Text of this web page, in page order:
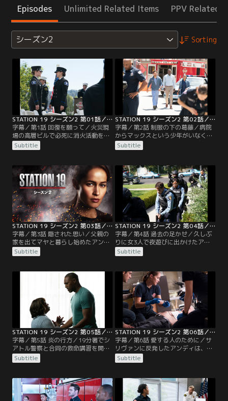
Episodes Unlimited Related Items PPV Related
シーズン2 Sorting
STATION 19 シーズン2 第01話／字幕
字幕／第1話 回復を願って／火災現
場の高層ビルで必死に消火活動を行
った19分署のメンバーたち。ジャッ
クは防火扉を閉めるため火の手が上
で割れたガラスが胸に刺さり瀕死の
状態に。しかし建物の安全性を疑問
視したリプリーは、大半を避難させ
るとビルへの立ち入りを禁止してし
まう。応援は望めないと悟ったアン
ディは…。
Subtitle
STATION 19 シーズン2 第02話／字幕
字幕／第2話 制服の下の葛藤／病院
からマックスという少年がいなくな
り、居合わせたミラーとアンディが
捜索に加わる。ライアンが町でマッ
マックスは下水管に転落。大捜索と
なる。アンディの勝手な判断でマッ
クスを見失ってしまうが、19分署の
隊員たちのチームプレーでマックス
は無事保護される。サリヴァン隊長
から厳しい言葉を…。
Subtitle
STATION 19 シーズン2 第03話／字幕
字幕／第3話 隠された思い／父親の
家を出てマヤと暮らし始めたアンデ
ィ。そんな中、隊長はライアンにケ
ンカ腰だったジャックに警察のパト
でマヤに副隊長への昇格に挑戦する
よう促す。そんな時、ゴミに埋もれ
て暮らす老女の救出要請が入る。隊
長は「待機」というアンディの意見
を退け、マヤの判断を支持。一刻を
争う事態だと判断し…。
Subtitle
STATION 19 シーズン2 第04話／字幕
字幕／第4話 過去の足かせ／久しぶ
りに女3人で夜遊びに出かけたアン
ディ、マヤ、ビクトリア。そこでア
ンディは一人の男性と出会う。ディ
ったジャックに、不満を募らせる。
一方、ライアンはある人物と再会し
頭を悩ませていた。19分署では、サ
リヴァンが隊員に専門任務を割り当
てて学ばせることに。そんな中、廃
ビルで火災が発生…。
Subtitle
STATION 19 シーズン2 第05話／字幕
字幕／第5話 炎の行方／19分署でシ
アトル警察と合同の救命講習を開
催。アンディは、ライアンに彼の父
親の件を尋ねるべきか悩んでいた。
たジャックは、パーティーを計画す
るが、ディーンは頑なに拒否する。
一方、休暇中のベンはミランダから
Subtitle
STATION 19 シーズン2 第06話／字幕
字幕／第6話 愛する人のために／サ
リヴァンに反発したアンディは、処
分を心配するが、なかなか2人で話
す機会がない。ベンは、ミランダと
しようとしていた。そんな中、ライ
アンの父親が傷だらけで19分署に助
けを求めてくる。アンディやライア
Subtitle